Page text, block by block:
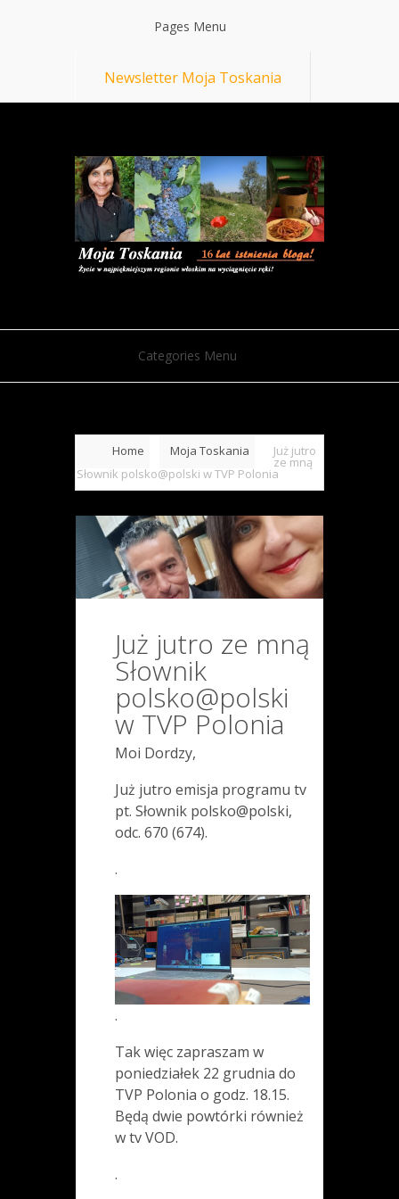
Pages Menu
Newsletter Moja Toskania
Categories Menu
Home Moja Toskania Już jutro
ze mną
Słownik polsko@polski w TVP Polonia
Już jutro ze mną
Słownik
polsko@polski
w TVP Polonia
Moi Dordzy,
Już jutro emisja programu tv
pt. Słownik polsko@polski,
odc. 670 (674).
.
.
Tak więc zapraszam w
poniedziałek 22 grudnia do
TVP Polonia o godz. 18.15.
Będą dwie powtórki również
w tv VOD.
.